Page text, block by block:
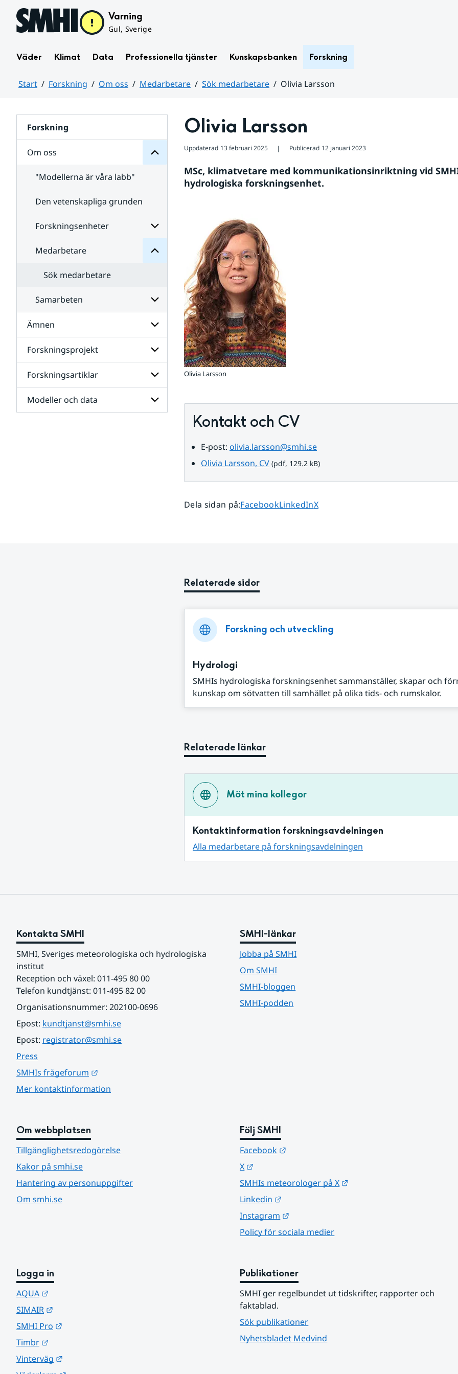
Hoppa till sidans innehåll Varning
Gul, Sverige
Väder Klimat Data Professionella tjänster Kunskapsbanken Forskning
Start Forskning Om oss Medarbetare Sök medarbetare
Olivia Larsson
Forskning
Om oss
för
"Modellerna är våra labb"
Den vetenskapliga grunden
Forskningsenheter
Undersidor
Forskningsenheter
Medarbetare
Undersidor
Medarbetare
Sök medarbetare
Samarbeten
Undersidor
för
Samarbeten
Ämnen
Undersidor
för
Ämnen
Forskningsprojekt
Undersidor
för
Forskningsprojekt
Forskningsartiklar
Undersidor
för
Forskningsartiklar
Modeller och data
Olivia Larsson
Uppdaterad 13 februari 2025 ❘ Publicerad 12 januari 2023
MSc, klimatvetare med kommunikationsinriktning vid
hydrologiska forskningsenhet.
Olivia Larsson
Kontakt och CV
E-post: olivia.larsson@smhi.se
Olivia Larsson, CVpdf, 129.2 kB.
(pdf, 129.2 kB)
Dela sidan på:Dela sidan på
FacebookDela sidan på
LinkedInDela sidan på
X
Relaterade sidor
Forskning och utveckling
Hydrologi
SMHIs hydrologiska forskningsenhet sammanställer, skapar och
kunskap om sötvatten till samhället på olika tids- och rumskalor.
Relaterade länkar
Möt mina kollegor
Kontaktinformation forskningsavdelningen
Alla medarbetare på forskningsavdelningen
Kontakta SMHI
SMHI, Sveriges meteorologiska och hydrologiska
institut
Reception och växel: 011-495 80 00
Telefon kundtjänst: 011-495 82 00
Organisationsnummer: 202100-0696
Epost: kundtjanst@smhi.se
Epost: registrator@smhi.se
Press
SMHIs frågeforum
Mer kontaktinformation
SMHI-länkar
Jobba på SMHI
Om SMHI
SMHI-bloggen
SMHI-podden
Om webbplatsen
Tillgänglighetsredogörelse
Kakor på smhi.se
Hantering av personuppgifter
Om smhi.se
Följ SMHI
Facebook
X
SMHIs meteorologer på X
Linkedin
Instagram
Policy för sociala medier
Logga in
AQUA
SIMAIR
SMHI Pro
Timbr
Vinterväg
Publikationer
SMHI ger regelbundet ut tidskrifter, rapporter och
faktablad.
Sök publikationer
Nyhetsbladet Medvind